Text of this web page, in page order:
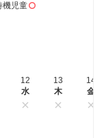
機児童
12
水
13
木
14
金